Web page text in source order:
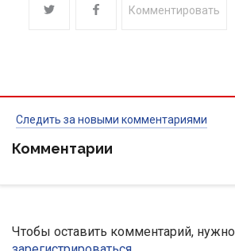
Комментировать
Следить за новыми комментариями
Комментарии
Чтобы оставить комментарий, нужно